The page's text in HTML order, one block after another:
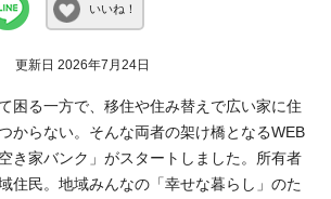
いいね！
更新日 2026年7月24日
困る一方で、移住や住み替えで広い家に住
からない。そんな両者の架け橋となるWEB
き家バンク」がスタートしました。所有者
住民。地域みんなの「幸せな暮らし」のた